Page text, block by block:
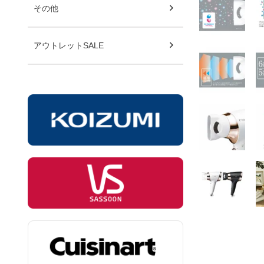
その他
アウトレットSALE